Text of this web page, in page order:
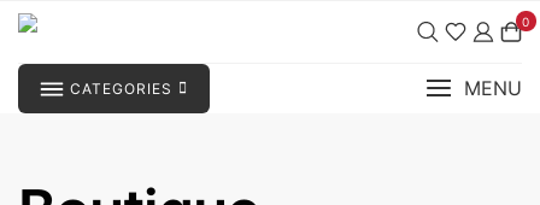
Aller
contenu
0
CATEGORIES MENU